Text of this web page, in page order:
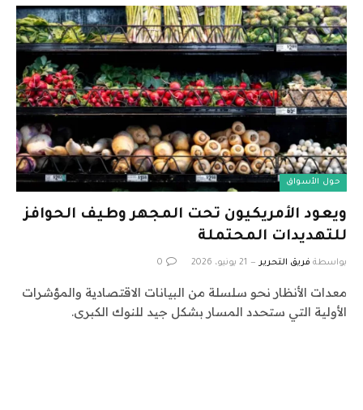
حول الأسواق
ويعود الأمريكيون تحت المجهر وطيف الحوافز
للتهديدات المحتملة
بواسطة فريق التحرير 21 يونيو، 2026 0
معدات الأنظار نحو سلسلة من البيانات الاقتصادية والمؤشرات
الأولية التي ستحدد المسار بشكل جيد للنوك الكبرى.